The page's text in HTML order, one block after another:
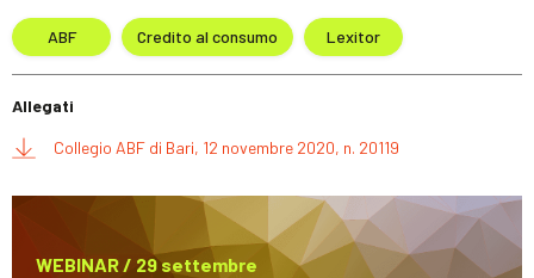
ABF Credito al consumo Lexitor
Allegati
Collegio ABF di Bari, 12 novembre 2020, n. 20119
WEBINAR / 29 settembre